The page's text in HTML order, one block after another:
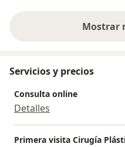
Mostrar
Servicios y precios
Consulta online
Detalles
Primera visita Cirugía